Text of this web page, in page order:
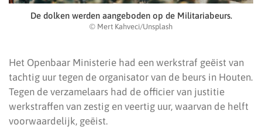
De dolken werden aangeboden op de Militariabeurs.
© Mert Kahveci/Unsplash
Het Openbaar Ministerie had een werkstraf geëist van
tachtig uur tegen de organisator van de beurs in Houten.
Tegen de verzamelaars had de officier van justitie
werkstraffen van zestig en veertig uur, waarvan de helft
voorwaardelijk, geëist.